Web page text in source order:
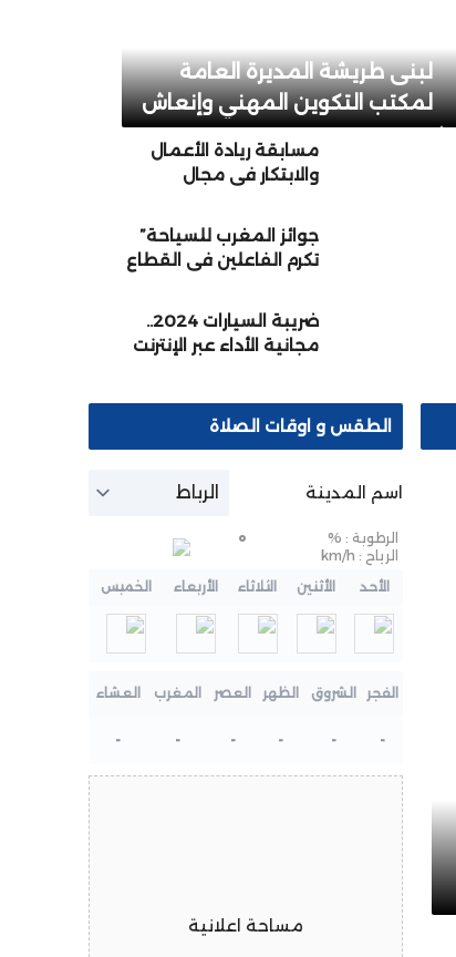
لبنى طريشة المديرة العامة
لمكتب التكوين المهني وإنعاش
الشغل
مسابقة ريادة الأعمال
والابتكار في مجال
شراكة بين اكاديمية
سوس ماسة وشركة
التنمية الجهوية لانعاش
بسوس ماسة
جوائز المغرب للسياحة”
تكرم الفاعلين في القطاع
ضريبة السيارات 2024..
مجانية الأداء عبر الإنترنت
الطقس و اوقات الصلاة
اسم المدينة
الرطوبة : %
الرياح : km/h
°
الأحد الأثنين الثلاثاء الأربعاء الخميس
الفجر الشروق الظهر العصر المغرب العشاء
-
-
-
-
-
-
مساحة اعلانية